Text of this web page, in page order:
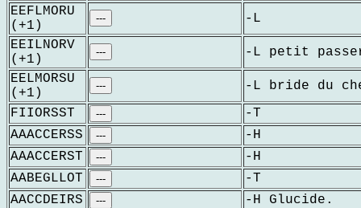
EEFLMORU
(+1)
---
-L
EEILNORV
(+1)
---
-L petit
EELMORSU
(+1)
---
-L bride du
FIIORSST
---
-T
AAACCERSS
---
-H
AAACCERST
---
-H
AABEGLLOT
---
-T
AACCDEIRS
---
-H Glucide.